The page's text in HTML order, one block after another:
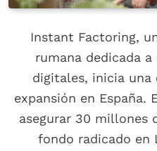
Instant Factoring,
rumana dedicada
digitales, inicia una
expansión en España.
asegurar 30 millones
fondo radicado en